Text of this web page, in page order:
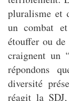
pluralisme et
un combat
étouffer ou
craignent un
répondons
diversité
réagit la